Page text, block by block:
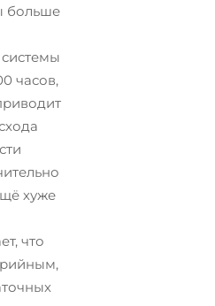
больше
часов,
хуже
что